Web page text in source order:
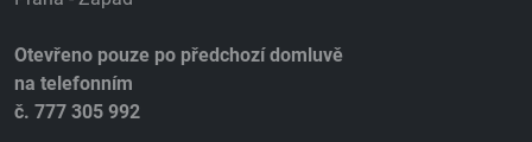
Otevřeno pouze po předchozí domluvě
na telefonním
č. 777 305 992